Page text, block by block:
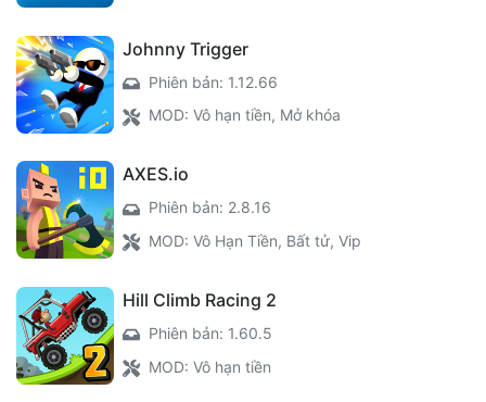
Johnny Trigger
Phiên bản: 1.12.66
MOD: Vô hạn tiền, Mở khóa
AXES.io
Phiên bản: 2.8.16
MOD: Vô Hạn Tiền, Bất tử, Vip
Hill Climb Racing 2
Phiên bản: 1.60.5
MOD: Vô hạn tiền